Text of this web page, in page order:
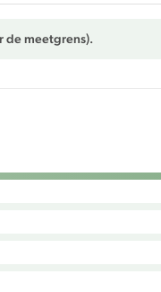
de meetgrens).